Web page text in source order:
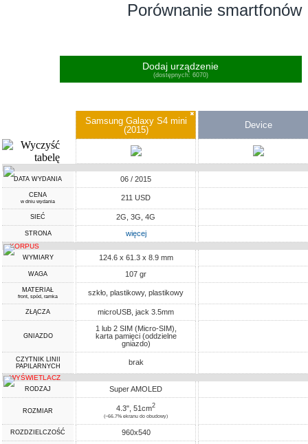
Porównanie smartfonów
Dodaj urządzenie
(dostępnych: 6070)
✖
Samsung Galaxy S4 mini
(2015)
Device
DATA WYDANIA 06 / 2015
CENA
w dniu wydania 211 USD
SIEĆ 2G, 3G, 4G
STRONA więcej
KORPUS
WYMIARY 124.6 x 61.3 x 8.9 mm
WAGA 107 gr
MATERIAŁ
front, spód, ramka szkło, plastikowy, plastikowy
ZŁĄCZA microUSB, jack 3.5mm
GNIAZDO
1 lub 2 SIM (Micro-SIM),
karta pamięci (oddzielne
gniazdo)
CZYTNIK LINII
PAPILARNYCH
brak
WYŚWIETLACZ
RODZAJ Super AMOLED
ROZMIAR 4.3", 51cm2
(~66.7% ekranu do obudowy)
ROZDZIELCZOŚĆ 960x540